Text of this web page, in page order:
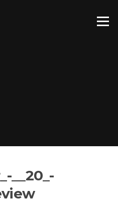
Menu
__20_-